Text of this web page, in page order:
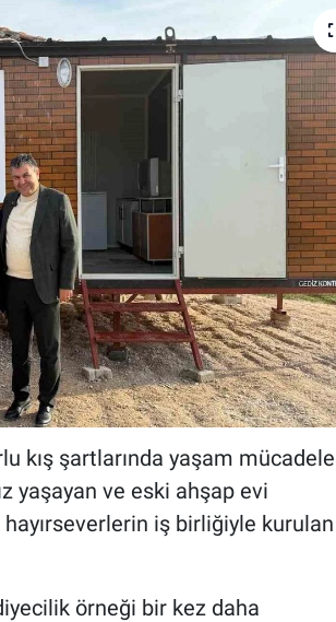
kış şartlarında yaşam
yaşayan ve eski ahşap evi
iş birliğiyle kurulan
örneği bir kez daha